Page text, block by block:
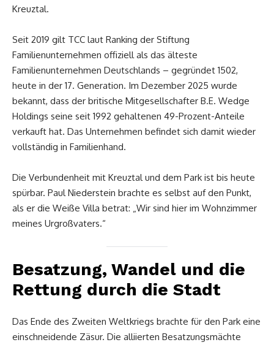
Kreuztal.
Seit 2019 gilt TCC laut Ranking der Stiftung
Familienunternehmen offiziell als das älteste
Familienunternehmen Deutschlands – gegründet 1502,
heute in der 17. Generation. Im Dezember 2025 wurde
bekannt, dass der britische Mitgesellschafter B.E. Wedge
Holdings seine seit 1992 gehaltenen 49-Prozent-Anteile
verkauft hat. Das Unternehmen befindet sich damit wieder
vollständig in Familienhand.
Die Verbundenheit mit Kreuztal und dem Park ist bis heute
spürbar. Paul Niederstein brachte es selbst auf den Punkt,
als er die Weiße Villa betrat: „Wir sind hier im Wohnzimmer
meines Urgroßvaters.“
Besatzung, Wandel und die
Rettung durch die Stadt
Das Ende des Zweiten Weltkriegs brachte für den Park eine
einschneidende Zäsur. Die alliierten Besatzungsmächte